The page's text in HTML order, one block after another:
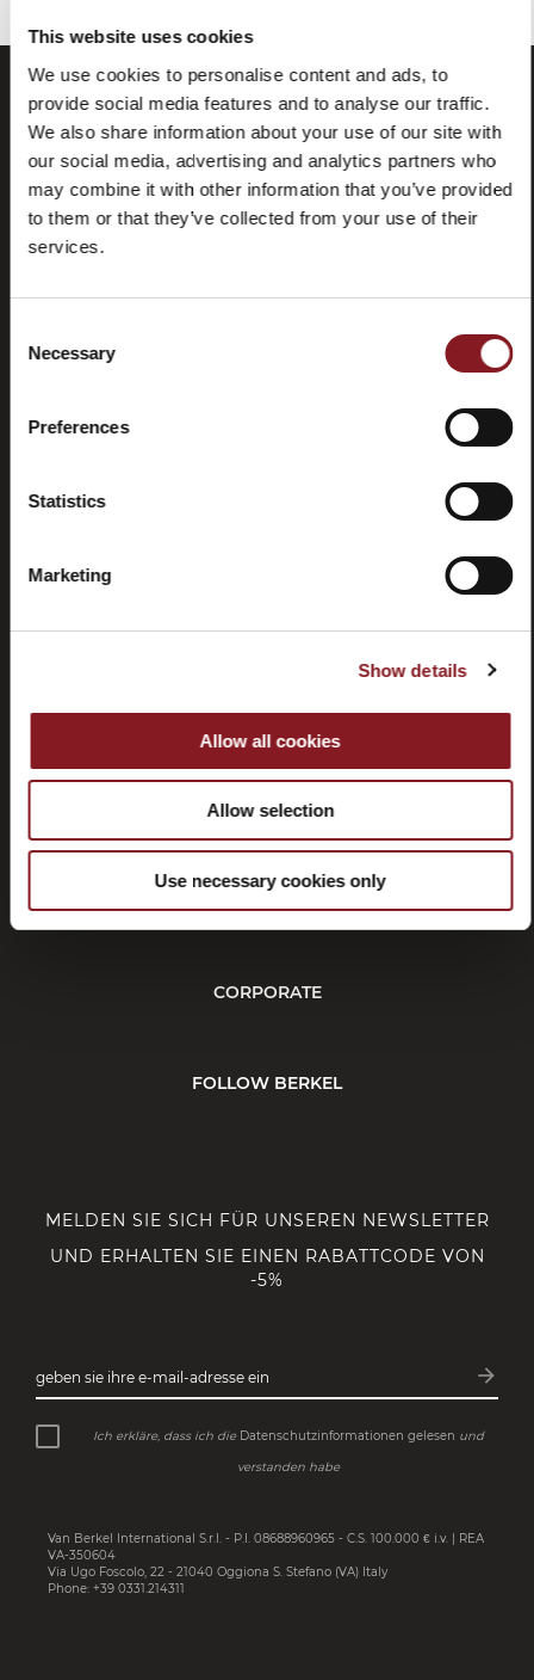
This website uses cookies
We use cookies to personalise content and ads, to
provide social media features and to analyse our traffic.
We also share information about your use of our site with
our social media, advertising and analytics partners who
may combine it with other information that you’ve provided
to them or that they’ve collected from your use of their
services.
Selection
Necessary
Preferences
Statistics
Marketing
Show details
Allow all cookies
Allow selection
Use necessary cookies only
Häufig
Store
Rücktritt
CORPORATE
FOLLOW BERKEL
MELDEN SIE SICH FÜR UNSEREN NEWSLETTER
UND ERHALTEN SIE EINEN RABATTCODE VON
-5%
geben sie ihre e-mail-adresse ein arrow_forward
Ich erkläre, dass ich die Datenschutzinformationen gelesen und
verstanden habe
Van Berkel International S.r.l. - P.I. 08688960965 - C.S. 100.000 € i.v. | REA
VA-350604
Via Ugo Foscolo, 22 - 21040 Oggiona S. Stefano (VA) Italy
Phone: +39 0331.214311